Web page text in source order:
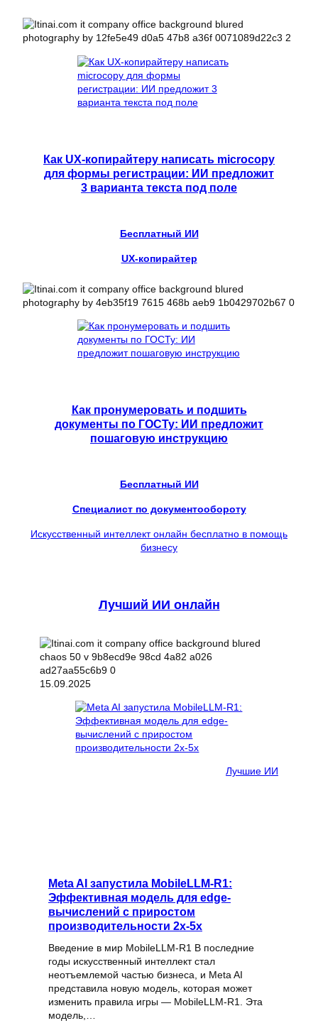
Как UX-копирайтеру написать microcopy
для формы регистрации: ИИ предложит
3 варианта текста под поле
Бесплатный ИИ
UX-копирайтер
Как пронумеровать и подшить
документы по ГОСТу: ИИ предложит
пошаговую инструкцию
Бесплатный ИИ
Специалист по документообороту
Искусственный интеллект онлайн бесплатно в помощь
бизнесу
Лучший ИИ онлайн
15.09.2025
Лучшие ИИ
Meta AI запустила MobileLLM-R1:
Эффективная модель для edge-
вычислений с приростом
производительности 2x-5x
Введение в мир MobileLLM-R1 В последние
годы искусственный интеллект стал
неотъемлемой частью бизнеса, и Meta AI
представила новую модель, которая может
изменить правила игры — MobileLLM-R1. Эта
модель,…